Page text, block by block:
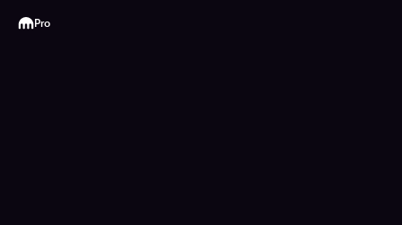
Kraken
Pro